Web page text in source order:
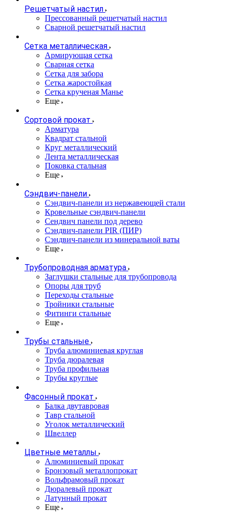
Решетчатый настил
Прессованный решетчатый настил
Сварной решетчатый настил
Сетка металлическая
Армирующая сетка
Сварная сетка
Сетка для забора
Сетка жаростойкая
Сетка крученая Манье
Еще
Сортовой прокат
Арматура
Квадрат стальной
Круг металлический
Лента металлическая
Поковка стальная
Еще
Сэндвич-панели
Cэндвич-панели из нержавеющей стали
Кровельные сэндвич-панели
Сендвич панели под дерево
Сэндвич-панели PIR (ПИР)
Сэндвич-панели из минеральной ваты
Еще
Трубопроводная арматура
Заглушки стальные для трубопровода
Опоры для труб
Переходы стальные
Тройники стальные
Фитинги стальные
Еще
Трубы стальные
Труба алюминиевая круглая
Труба дюралевая
Труба профильная
Трубы круглые
Фасонный прокат
Балка двутавровая
Тавр стальной
Уголок металлический
Швеллер
Цветные металлы
Алюминиевый прокат
Бронзовый металлопрокат
Вольфрамовый прокат
Дюралевый прокат
Латунный прокат
Еще